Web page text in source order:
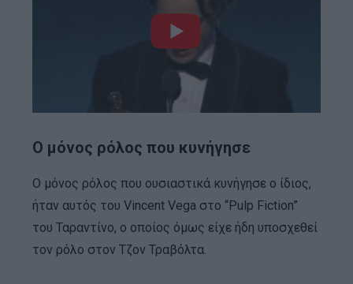
Ο μόνος ρόλος που κυνήγησε
Ο μόνος ρόλος που ουσιαστικά κυνήγησε ο ίδιος,
ήταν αυτός του Vincent Vega στο “Pulp Fiction”
του Ταραντίνο, ο οποίος όμως είχε ήδη υποσχεθεί
τον ρόλο στον Τζον Τραβόλτα.